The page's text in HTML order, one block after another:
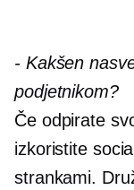
-Kakšen
podjetnikom?
Če odpirate
izkoristite
strankami.